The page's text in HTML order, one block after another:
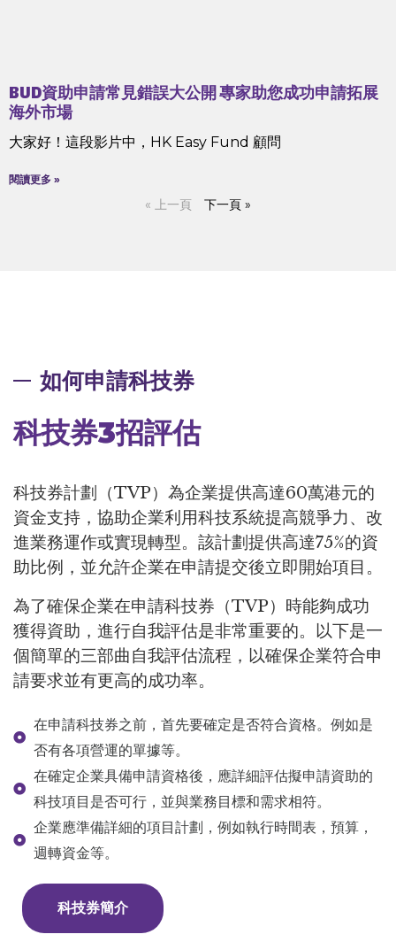
BUD資助申請常見錯誤大公開 專家助您成功申請拓展
海外市場
大家好！這段影片中，HK Easy Fund 顧問
閱讀更多 »
« 上一頁 下一頁 »
如何申請科技券
科技券3招評估
科技券計劃（TVP）為企業提供高達60萬港元的
資金支持，協助企業利用科技系統提高競爭力、改
進業務運作或實現轉型。該計劃提供高達75%的資
助比例，並允許企業在申請提交後立即開始項目。
為了確保企業在申請科技券（TVP）時能夠成功
獲得資助，進行自我評估是非常重要的。以下是一
個簡單的三部曲自我評估流程，以確保企業符合申
請要求並有更高的成功率。
在申請科技券之前，首先要確定是否符合資格。例如是
否有各項營運的單據等。
在確定企業具備申請資格後，應詳細評估擬申請資助的
科技項目是否可行，並與業務目標和需求相符。
企業應準備詳細的項目計劃，例如執行時間表，預算，
週轉資金等。
科技券簡介